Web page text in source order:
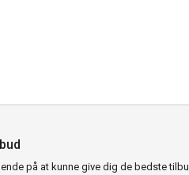
på at kunne give dig de bedste